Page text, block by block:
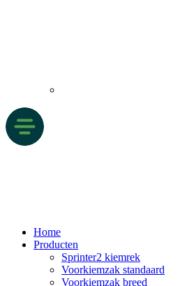
Home
Producten
Sprinter2 kiemrek
Voorkiemzak standaard
Voorkiemzak breed